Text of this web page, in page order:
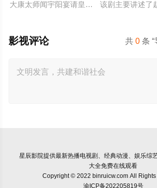
大康太师闻宇阳宴请皇上义子神策府神威
该剧主要讲述了
共0 条
影视评论
星辰影院提供最新热播电视剧、经典动漫、娱乐综
大全免费在线观看
Copyright © 2022 binruicw.com All Rights
渝ICP备202205819号